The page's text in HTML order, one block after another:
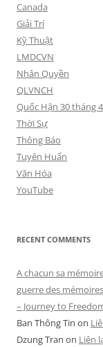
Canada
Giải Trí
Kỹ Thuật
LMDCVN
Nhân Quyền
QLVNCH
Quốc Hận 30 tháng 4
Thời Sự
Thông Báo
Tuyên Huấn
Văn Hóa
YouTube
RECENT COMMENTS
A chacun sa
guerre des
– Journey to
Ban Thông Tin on
Dzung Tran on Liên